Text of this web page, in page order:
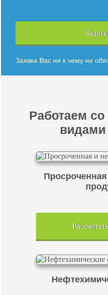
Заявка Вас ни к чему не
Работаем
видами